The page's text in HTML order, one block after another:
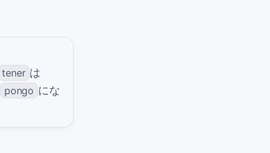
tener は
pongo にな